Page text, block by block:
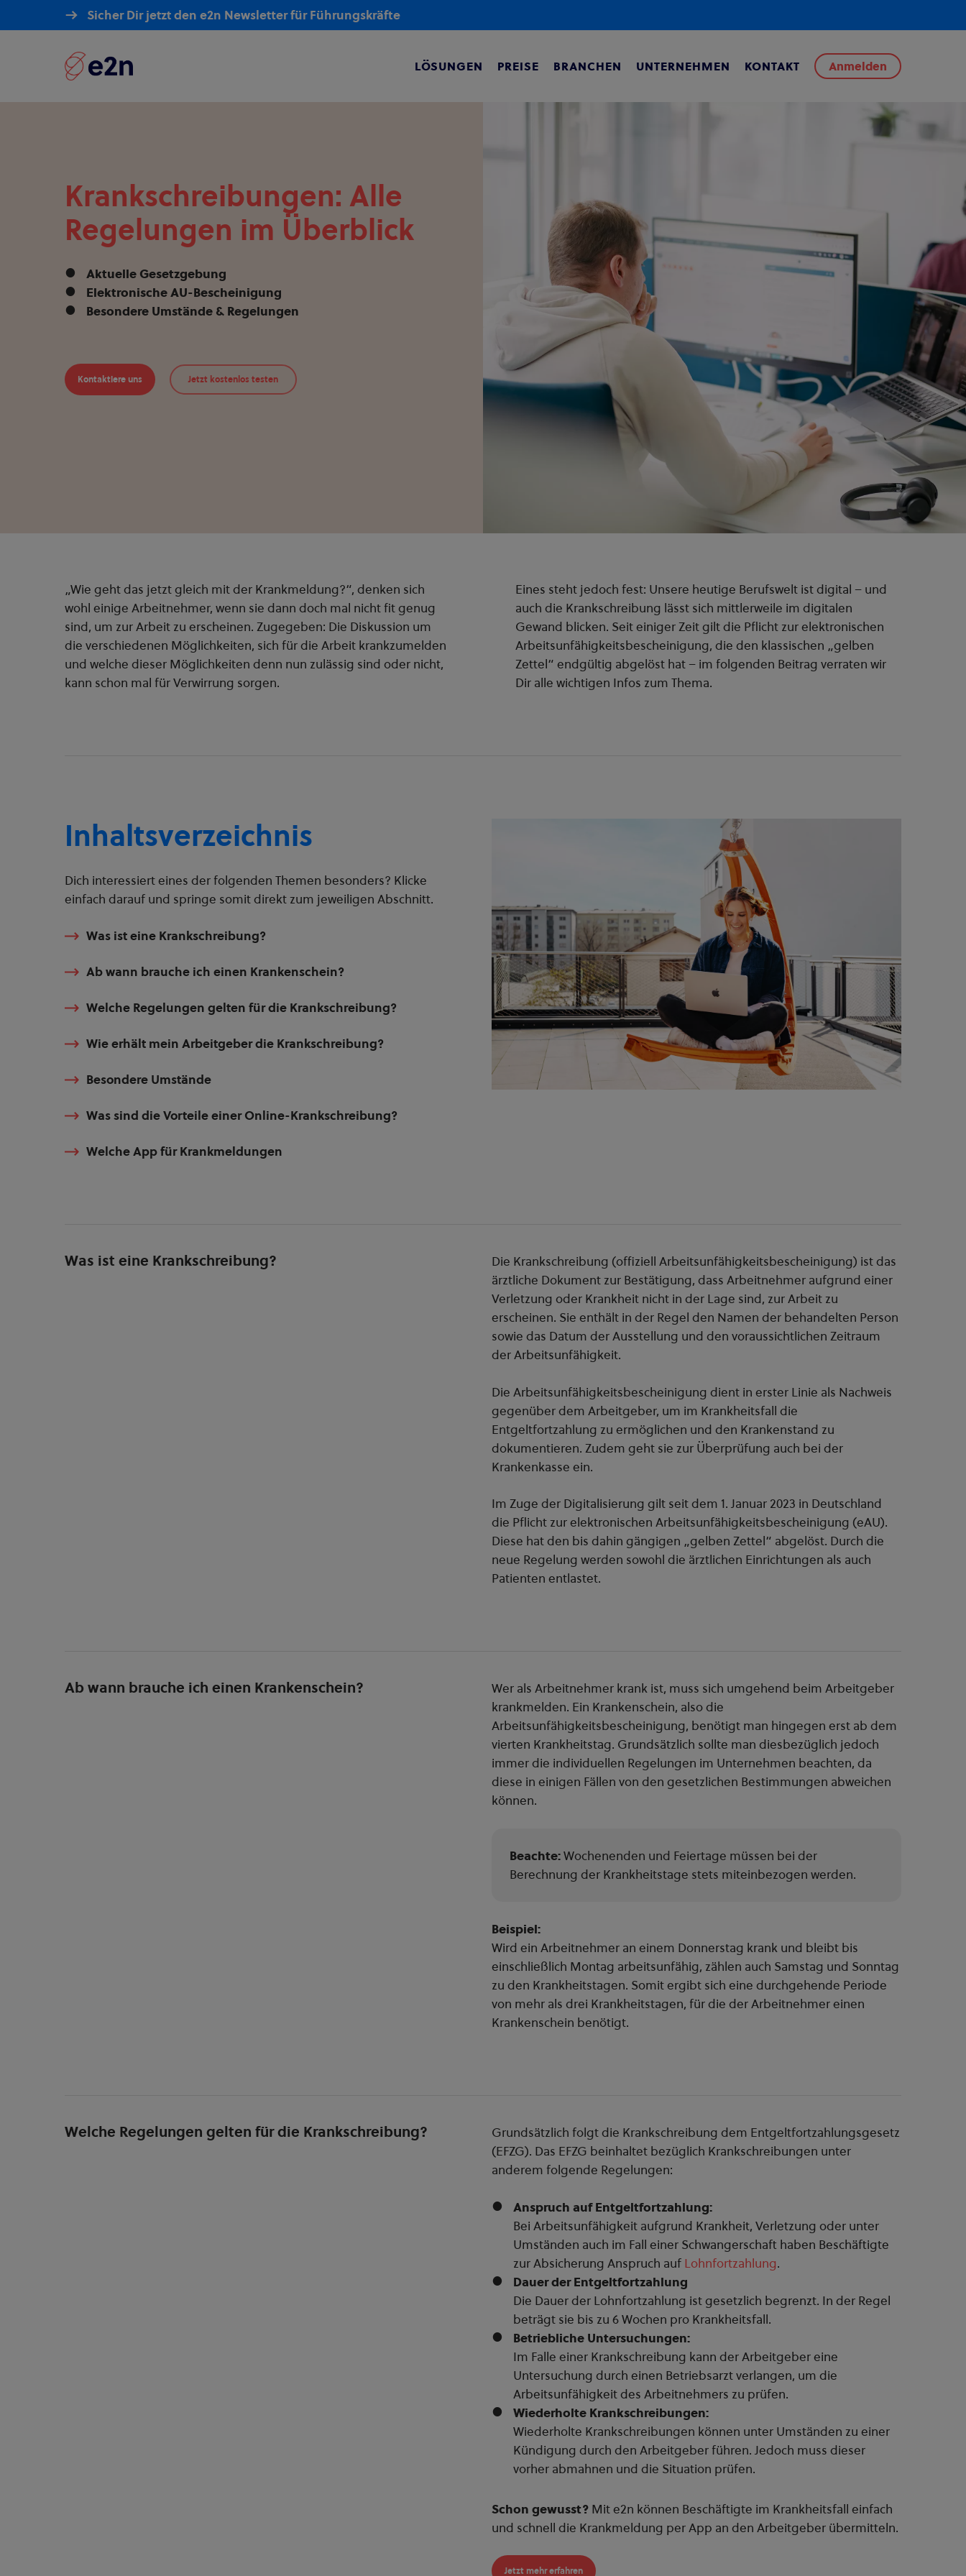
to
Sicher Dir jetzt den e2n Newsletter für Führungskräfte
LÖSUNGEN PREISE BRANCHEN UNTERNEHMEN KONTAKT Anmelden
Krankschreibungen: Alle
Regelungen im Überblick
Aktuelle Gesetzgebung
Elektronische AU-Bescheinigung
Besondere Umstände & Regelungen
Kontaktiere uns Jetzt kostenlos testen
„Wie geht das jetzt gleich mit der Krankmeldung?“, denken sich
wohl einige Arbeitnehmer, wenn sie dann doch mal nicht fit genug
sind, um zur Arbeit zu erscheinen. Zugegeben: Die Diskussion um
die verschiedenen Möglichkeiten, sich für die Arbeit krankzumelden
und welche dieser Möglichkeiten denn nun zulässig sind oder nicht,
kann schon mal für Verwirrung sorgen.
Eines steht jedoch fest: Unsere heutige Berufswelt ist digital – und
auch die Krankschreibung lässt sich mittlerweile im digitalen
Gewand blicken. Seit einiger Zeit gilt die Pflicht zur elektronischen
Arbeitsunfähigkeitsbescheinigung, die den klassischen „gelben
Zettel“ endgültig abgelöst hat – im folgenden Beitrag verraten wir
Dir alle wichtigen Infos zum Thema.
Inhaltsverzeichnis
Dich interessiert eines der folgenden Themen besonders? Klicke
einfach darauf und springe somit direkt zum jeweiligen Abschnitt.
Was ist eine Krankschreibung?
Ab wann brauche ich einen Krankenschein?
Welche Regelungen gelten für die Krankschreibung?
Wie erhält mein Arbeitgeber die Krankschreibung?
Besondere Umstände
Was sind die Vorteile einer Online-Krankschreibung?
Welche App für Krankmeldungen
Was ist eine Krankschreibung?
Die Krankschreibung (offiziell Arbeitsunfähigkeitsbescheinigung) ist das
ärztliche Dokument zur Bestätigung, dass Arbeitnehmer aufgrund einer
Verletzung oder Krankheit nicht in der Lage sind, zur Arbeit zu
erscheinen. Sie enthält in der Regel den Namen der behandelten Person
sowie das Datum der Ausstellung und den voraussichtlichen Zeitraum
der Arbeitsunfähigkeit.
Die Arbeitsunfähigkeitsbescheinigung dient in erster Linie als Nachweis
gegenüber dem Arbeitgeber, um im Krankheitsfall die
Entgeltfortzahlung zu ermöglichen und den Krankenstand zu
dokumentieren. Zudem geht sie zur Überprüfung auch bei der
Krankenkasse ein.
Im Zuge der Digitalisierung gilt seit dem 1. Januar 2023 in Deutschland
die Pflicht zur elektronischen Arbeitsunfähigkeitsbescheinigung (eAU).
Diese hat den bis dahin gängigen „gelben Zettel“ abgelöst. Durch die
neue Regelung werden sowohl die ärztlichen Einrichtungen als auch
Patienten entlastet.
Ab wann brauche ich einen Krankenschein?
Wer als Arbeitnehmer krank ist, muss sich umgehend beim Arbeitgeber
krankmelden. Ein Krankenschein, also die
Arbeitsunfähigkeitsbescheinigung, benötigt man hingegen erst ab dem
vierten Krankheitstag. Grundsätzlich sollte man diesbezüglich jedoch
immer die individuellen Regelungen im Unternehmen beachten, da
diese in einigen Fällen von den gesetzlichen Bestimmungen abweichen
können.
Beachte:Wochenenden und Feiertage müssen bei der
Berechnung der Krankheitstage stets miteinbezogen werden.
Beispiel:
Wird ein Arbeitnehmer an einem Donnerstag krank und bleibt bis
einschließlich Montag arbeitsunfähig, zählen auch Samstag und Sonntag
zu den Krankheitstagen. Somit ergibt sich eine durchgehende Periode
von mehr als drei Krankheitstagen, für die der Arbeitnehmer einen
Krankenschein benötigt.
Welche Regelungen gelten für die Krankschreibung?
Grundsätzlich folgt die Krankschreibung dem Entgeltfortzahlungsgesetz
(EFZG). Das EFZG beinhaltet bezüglich Krankschreibungen unter
anderem folgende Regelungen:
Anspruch auf Entgeltfortzahlung:
Bei Arbeitsunfähigkeit aufgrund Krankheit, Verletzung oder unter
Umständen auch im Fall einer Schwangerschaft haben Beschäftigte
zur Absicherung Anspruch auf Lohnfortzahlung.
Dauer der Entgeltfortzahlung
Die Dauer der Lohnfortzahlung ist gesetzlich begrenzt. In der Regel
beträgt sie bis zu 6 Wochen pro Krankheitsfall.
Betriebliche Untersuchungen:
Im Falle einer Krankschreibung kann der Arbeitgeber eine
Untersuchung durch einen Betriebsarzt verlangen, um die
Arbeitsunfähigkeit des Arbeitnehmers zu prüfen.
Wiederholte Krankschreibungen:
Wiederholte Krankschreibungen können unter Umständen zu einer
Kündigung durch den Arbeitgeber führen. Jedoch muss dieser
vorher abmahnen und die Situation prüfen.
Schon gewusst? Mit e2n können Beschäftigte im Krankheitsfall einfach
und schnell die Krankmeldung per App an den Arbeitgeber übermitteln.
Jetzt mehr erfahren